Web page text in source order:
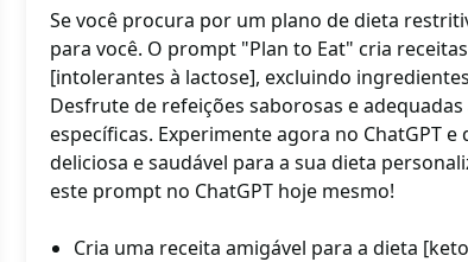
Se você procura por um plano de dieta
para você. O prompt "Plan to Eat" cria
[intolerantes à lactose], excluindo
Desfrute de refeições saborosas e
específicas. Experimente agora no ChatGPT
deliciosa e saudável para a sua dieta
este prompt no ChatGPT hoje mesmo!
Cria uma receita amigável para a dieta